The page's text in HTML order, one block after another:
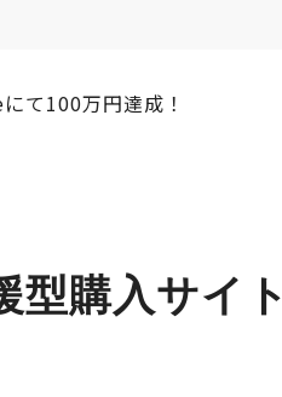
て100万円達成！
型購入サイト